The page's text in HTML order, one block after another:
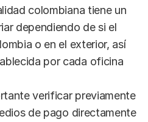
colombiana tiene un
dependiendo de si el
o en el exterior, así
por cada oficina
verificar previamente
de pago directamente